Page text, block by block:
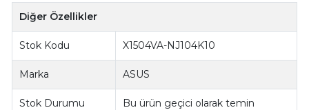
Diğer Özellikler
Stok Kodu X1504VA-NJ104K10
Marka ASUS
Stok Durumu
Bu ürün geçici olarak temin